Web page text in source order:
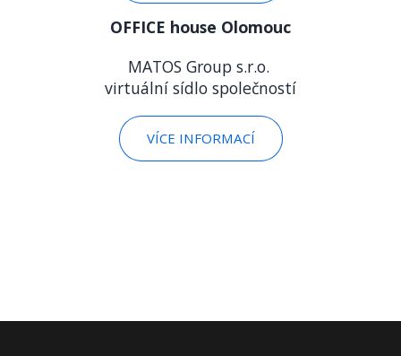
OFFICE house Olomouc
MATOS Group s.r.o.
virtuální sídlo společností
VÍCE INFORMACÍ